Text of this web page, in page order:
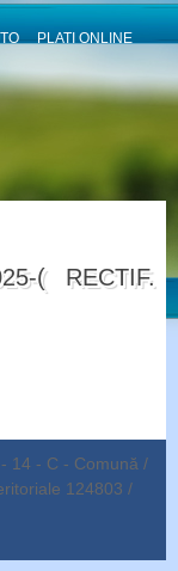
PLATI ONLINE
( RECTIF.
14 - C - Comună /
124803 /